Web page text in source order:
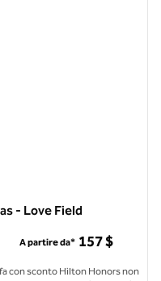
- Love Field
A partire da* 157 $
con sconto Hilton Honors non